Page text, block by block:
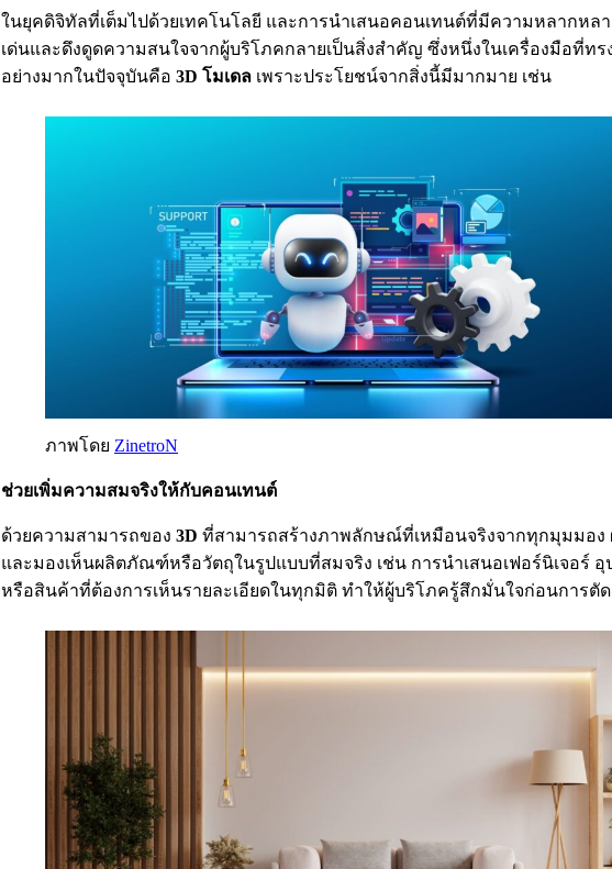
ในยุคดิจิทัลที่เต็มไปด้วยเทคโนโลยี และการนำเสนอคอนเทนต์ที่มีความหลากหล
เด่นและดึงดูดความสนใจจากผู้บริโภคกลายเป็นสิ่งสำคัญ ซึ่งหนึ่งในเครื่องมือที่ทร
อย่างมากในปัจจุบันคือ 3D โมเดล เพราะประโยชน์จากสิ่งนี้มีมากมาย เช่น
ภาพโดย ZinetroN
ช่วยเพิ่มความสมจริงให้กับคอนเทนต์
ด้วยความสามารถของ 3D ที่สามารถสร้างภาพลักษณ์ที่เหมือนจริงจากทุกมุมมอง
และมองเห็นผลิตภัณฑ์หรือวัตถุในรูปแบบที่สมจริง เช่น การนำเสนอเฟอร์นิเจอร์
หรือสินค้าที่ต้องการเห็นรายละเอียดในทุกมิติ ทำให้ผู้บริโภครู้สึกมั่นใจก่อนการตั